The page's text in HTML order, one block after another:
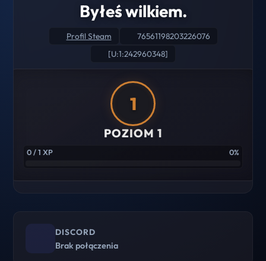
Byłeś wilkiem.
Profil Steam
76561198203226076
[U:1:242960348]
1
POZIOM 1
0 / 1 XP 0%
DISCORD
Brak połączenia